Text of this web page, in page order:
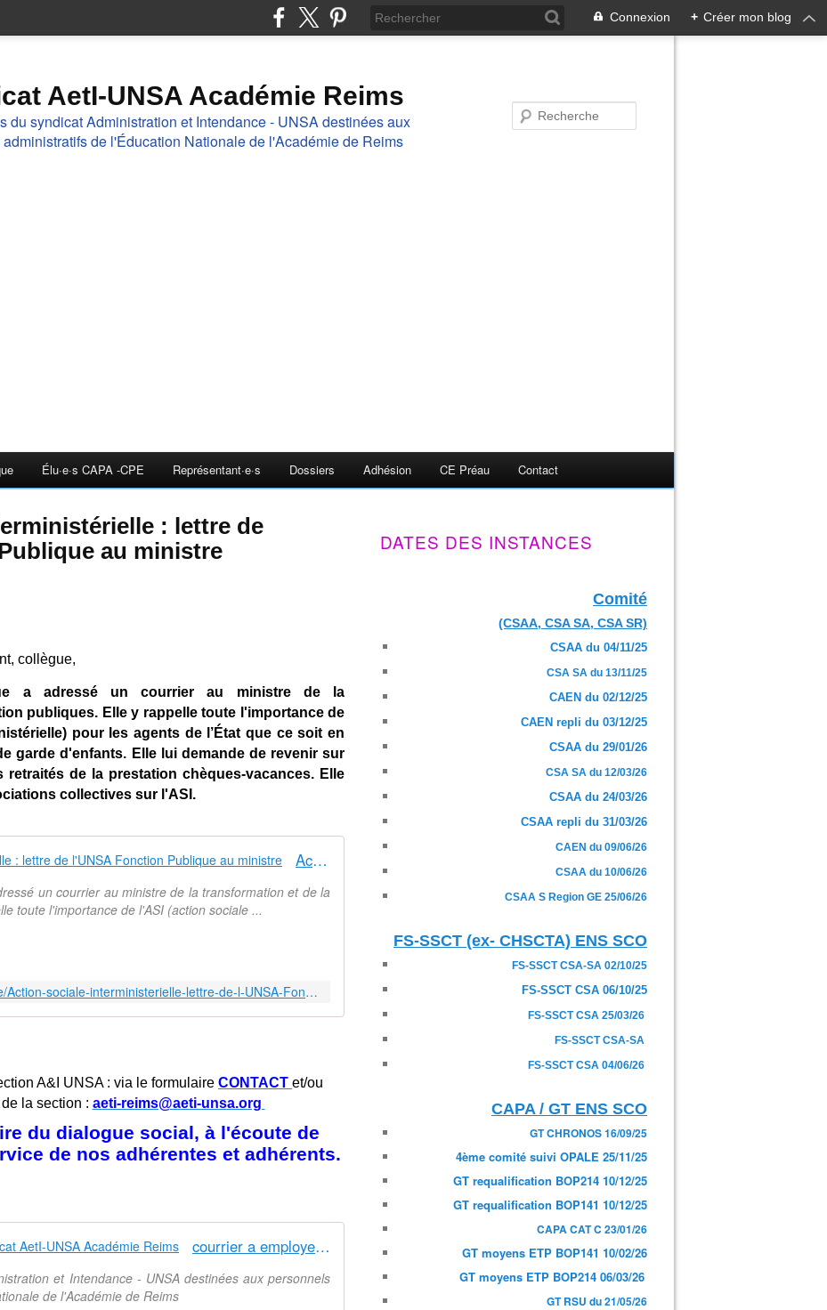
Connexion + Créer mon blog
AetI-UNSA Académie Reims
du syndicat Administration et Intendance - UNSA destinées aux
de l'Éducation Nationale de l'Académie de Reims
Élu·e·s CAPA -CPE Représentant·e·s Dossiers Adhésion CE Préau Contact
: lettre de
au ministre
collègue,
a adressé un courrier au ministre de la
publiques. Elle y rappelle toute l'importance de
pour les agents de l’État que ce soit en
garde d'enfants. Elle lui demande de revenir sur
de la prestation chèques-vacances. Elle
collectives sur l'ASI.
Action sociale interministérielle : lettre de l'UNSA Fonction Publique au ministre
un courrier au ministre de la transformation et de la
toute l'importance de l'ASI (action sociale ...
https://www.unsa-fp.org/article/Action-sociale-interministerielle-lettre-de-l-UNSA-Fonction-Publique-au-ministre
A&I UNSA : via le formulaire CONTACT et/ou
la section : aeti-reims@aeti-unsa.org
du dialogue social, à l'écoute de
de nos adhérentes et adhérents.
courrier a employeur - Syndicat AetI-UNSA Académie Reims
et Intendance - UNSA destinées aux personnels
de l'Académie de Reims
DATES DES INSTANCES
Comité
(CSAA, CSA SA, CSA SR)
CSAA du 04/11/25
CSA SA du 13/11/25
CAEN du 02/12/25
CAEN repli du 03/12/25
CSAA du 29/01/26
CSA SA du 12/03/26
CSAA du 24/03/26
CSAA repli du 31/03/26
CAEN du 09/06/26
CSAA du 10/06/26
CSAA S Region GE 25/06/26
FS-SSCT (ex- CHSCTA) ENS SCO
FS-SSCT CSA-SA 02/10/25
FS-SSCT CSA 06/10/25
FS-SSCT CSA 25/03/26
FS-SSCT CSA-SA
FS-SSCT CSA 04/06/26
CAPA / GT ENS SCO
GT CHRONOS 16/09/25
4ème comité suivi OPALE 25/11/25
GT requalification BOP214 10/12/25
GT requalification BOP141 10/12/25
CAPA CAT C 23/01/26
GT moyens ETP BOP141 10/02/26
GT moyens ETP BOP214 06/03/26
GT RSU du 21/05/26